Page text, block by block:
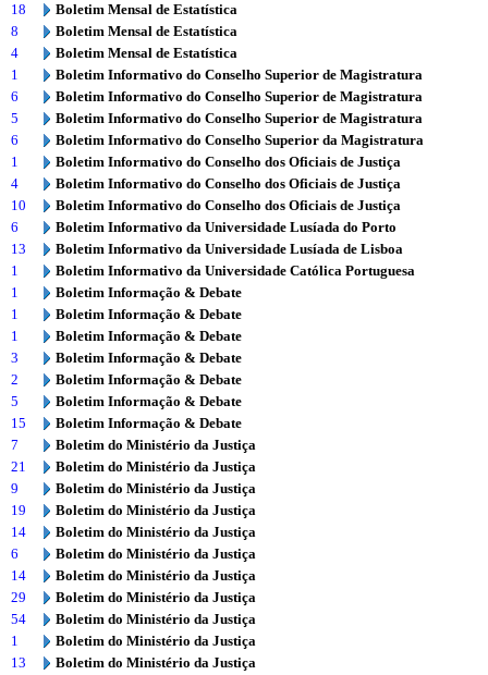
18
Boletim Mensal de Estatística
8
Boletim Mensal de Estatística
4
Boletim Mensal de Estatística
1
Boletim Informativo do Conselho Superior de Magistratura
6
Boletim Informativo do Conselho Superior de Magistratura
5
Boletim Informativo do Conselho Superior de Magistratura
6
Boletim Informativo do Conselho Superior da Magistratura
1
Boletim Informativo do Conselho dos Oficiais de Justiça
4
Boletim Informativo do Conselho dos Oficiais de Justiça
10
Boletim Informativo do Conselho dos Oficiais de Justiça
6
Boletim Informativo da Universidade Lusíada do Porto
13
Boletim Informativo da Universidade Lusíada de Lisboa
1
Boletim Informativo da Universidade Católica Portuguesa
1
Boletim Informação & Debate
1
Boletim Informação & Debate
1
Boletim Informação & Debate
3
Boletim Informação & Debate
2
Boletim Informação & Debate
5
Boletim Informação & Debate
15
Boletim Informação & Debate
7
Boletim do Ministério da Justiça
21
Boletim do Ministério da Justiça
9
Boletim do Ministério da Justiça
19
Boletim do Ministério da Justiça
14
Boletim do Ministério da Justiça
6
Boletim do Ministério da Justiça
14
Boletim do Ministério da Justiça
29
Boletim do Ministério da Justiça
54
Boletim do Ministério da Justiça
1
Boletim do Ministério da Justiça
13
Boletim do Ministério da Justiça